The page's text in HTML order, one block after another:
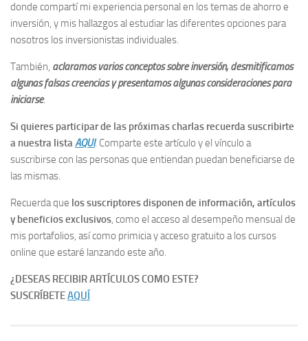
donde compartí mi experiencia personal en los temas de ahorro e
inversión, y mis hallazgos al estudiar las diferentes opciones para
nosotros los inversionistas individuales.
También, aclaramos varios conceptos sobre inversión, desmitificamos
algunas falsas creencias y presentamos algunas consideraciones para
iniciarse.
Si quieres participar de las próximas charlas recuerda suscribirte
a nuestra listaAQUI. Comparte este artículo y el vínculo a
suscribirse con las personas que entiendan puedan beneficiarse de
las mismas.
Recuerda que los suscriptores disponen de información, artículos
y beneficios exclusivos, como el acceso al desempeño mensual de
mis portafolios, así como primicia y acceso gratuito a los cursos
online que estaré lanzando este año.
¿DESEAS RECIBIR ARTÍCULOS COMO ESTE?
SUSCRÍBETEAQUÍ